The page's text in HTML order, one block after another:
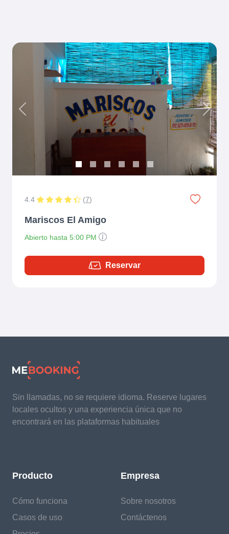
Previous Next
4.4 (7)
Mariscos El Amigo
Abierto hasta 5:00 PM
Reservar
Sin llamadas, no se requiere idioma. Reserve lugares
locales ocultos y una experiencia única que no
encontrará en las plataformas habituales
Producto
Cómo funciona
Casos de uso
Empresa
Sobre nosotros
Contáctenos